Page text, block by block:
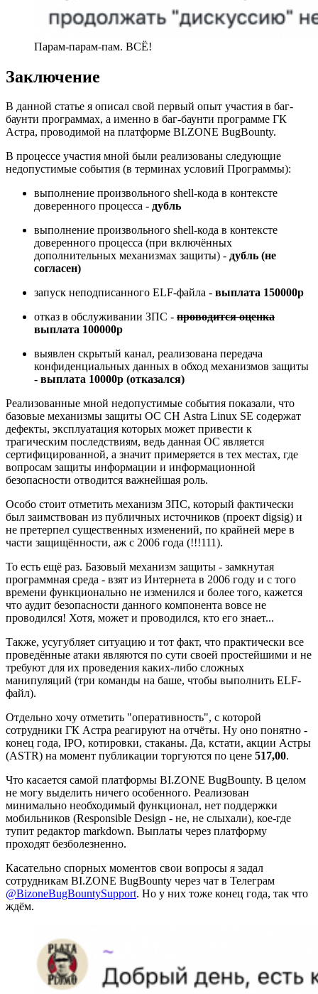
Парам-парам-пам. ВСЁ!
Заключение
В данной статье я описал свой первый опыт участия в баг-
баунти программах, а именно в баг-баунти программе ГК
Астра, проводимой на платформе BI.ZONE BugBounty.
В процессе участия мной были реализованы следующие
недопустимые события (в терминах условий Программы):
выполнение произвольного shell-кода в контексте
доверенного процесса - дубль
выполнение произвольного shell-кода в контексте
доверенного процесса (при включённых
дополнительных механизмах защиты) - дубль (не
согласен)
запуск неподписанного ELF-файла - выплата 150000р
отказ в обслуживании ЗПС - проводится оценка
выплата 100000р
выявлен скрытый канал, реализована передача
конфиденциальных данных в обход механизмов защиты
- выплата 10000р (отказался)
Реализованные мной недопустимые события показали, что
базовые механизмы защиты ОС СН Astra Linux SE содержат
дефекты, эксплуатация которых может привести к
трагическим последствиям, ведь данная ОС является
сертифицированной, а значит примеряется в тех местах, где
вопросам защиты информации и информационной
безопасности отводится важнейшая роль.
Особо стоит отметить механизм ЗПС, который фактически
был заимствован из публичных источников (проект digsig) и
не претерпел существенных изменений, по крайней мере в
части защищённости, аж с 2006 года (!!!111).
То есть ещё раз. Базовый механизм защиты - замкнутая
программная среда - взят из Интернета в 2006 году и с того
времени функционально не изменился и более того, кажется
что аудит безопасности данного компонента вовсе не
проводился! Хотя, может и проводился, кто его знает...
Также, усугубляет ситуацию и тот факт, что практически все
проведённые атаки являются по сути своей простейшими и не
требуют для их проведения каких-либо сложных
манипуляций (три команды на баше, чтобы выполнить ELF-
файл).
Отдельно хочу отметить "оперативность", с которой
сотрудники ГК Астра реагируют на отчёты. Ну оно понятно -
конец года, IPO, котировки, стаканы. Да, кстати, акции Астры
(ASTR) на момент публикации торгуются по цене 517,00.
Что касается самой платформы BI.ZONE BugBounty. В целом
не могу выделить ничего особенного. Реализован
минимально необходимый функционал, нет поддержки
мобильников (Responsible Design - не, не слыхали), кое-где
тупит редактор markdown. Выплаты через платформу
проходят безболезненно.
Касательно спорных моментов свои вопросы я задал
сотрудникам BI.ZONE BugBounty через чат в Телеграм
@BizoneBugBountySupport. Но у них тоже конец года, так что
ждём.